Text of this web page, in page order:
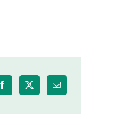
Facebook
X
E-
mail